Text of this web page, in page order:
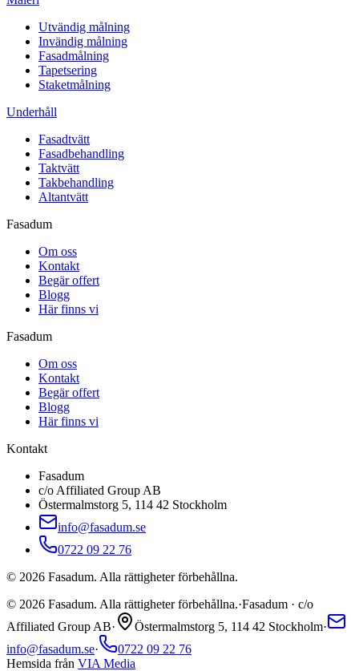
Utvändig målning
Invändig målning
Fasadmålning
Tapetsering
Staketmålning
Underhåll
Fasadtvätt
Fasadbehandling
Taktvätt
Takbehandling
Altantvätt
Fasadum
Om oss
Kontakt
Begär offert
Blogg
Här finns vi
Fasadum
Om oss
Kontakt
Begär offert
Blogg
Här finns vi
Kontakt
Fasadum
c/o Affiliated Group AB
Östermalmstorg 5, 114 42 Stockholm
info@fasadum.se
0722 09 22 76
© 2026 Fasadum. Alla rättigheter förbehållna.
© 2026 Fasadum. Alla rättigheter förbehållna.·Fasadum · c/o
Affiliated Group AB· Östermalmstorg 5, 114 42 Stockholm·
info@fasadum.se·
0722 09 22 76
Hemsida från VIA Media